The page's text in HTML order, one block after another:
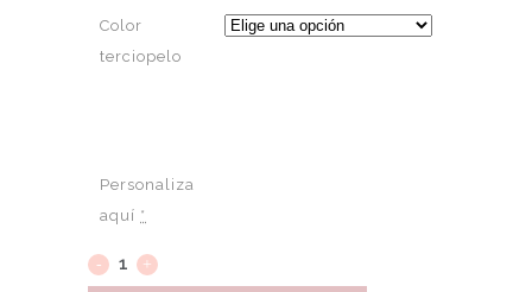
Color
terciopelo
Personaliza
aquí *